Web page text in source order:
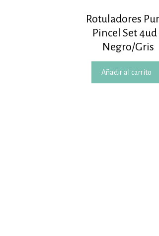
Rotuladores
Pincel Set 4ud
Negro/Gris
Añadir al carrito